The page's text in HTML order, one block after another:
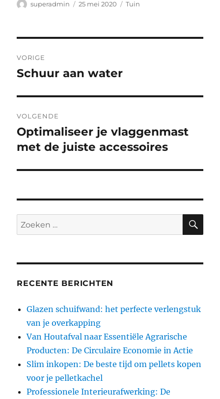
Auteur
superadmin
Geplaatst
25 mei 2020 Categorieën
Tuin
navigatie
VORIGE
Vorig
Schuur aan water
VOLGENDE
Volgend
bericht:
Optimaliseer je vlaggenmast
met de juiste accessoires
Zoeken
naar:
RECENTE BERICHTEN
Glazen schuifwand: het perfecte verlengstuk
van je overkapping
Van Houtafval naar Essentiële Agrarische
Producten: De Circulaire Economie in Actie
Slim inkopen: De beste tijd om pellets kopen
voor je pelletkachel
Professionele Interieurafwerking: De